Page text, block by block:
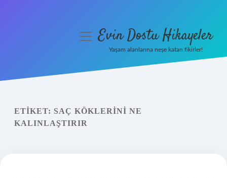
Yasal Uyarı
menüyüEvin Dostu Hikayeler
Yaşam alanlarına neşe katan fikirler!
ETIKET: SAÇ KÖKLERINI NE
KALINLAŞTIRIR